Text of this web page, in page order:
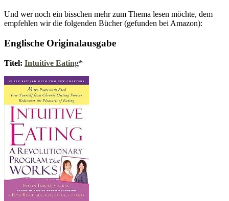
Und wer noch ein bisschen mehr zum Thema lesen möchte, dem
empfehlen wir die folgenden Bücher (gefunden bei Amazon):
Englische Originalausgabe
Titel: Intuitive Eating*